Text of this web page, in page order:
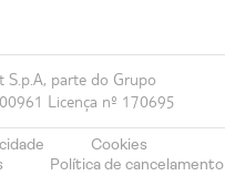
Pick up at Bus Stop
parte do Grupo
Licença nº 170695
Cookies
Política de cancelamento